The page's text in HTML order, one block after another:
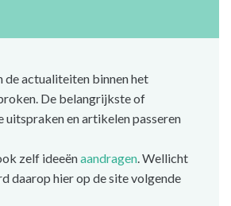
actualiteiten binnen het
De belangrijkste of
uitspraken en artikelen passeren
zelf ideeënaandragen. Wellicht
daarop hier op de site volgende